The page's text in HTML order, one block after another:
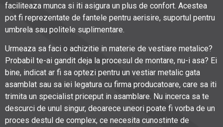
faciliteaza munca si iti asigura un plus de confort. Acestea
pot fi reprezentate de fantele pentru aerisire, suportul pentru
umbrela sau politele suplimentare.
Urmeaza sa faci o achizitie in materie de vestiare metalice?
Probabil te-ai gandit deja la procesul de montare, nu-i asa? Ei
bine, indicat ar fi sa optezi pentru un vestiar metalic gata
asamblat sau sa iei legatura cu firma producatoare, care sa iti
trimita un specialist priceput in asamblare. Nu incerca sa te
descurci de unul singur, deoarece uneori poate fi vorba de un
proces destul de complex, ce necesita cunostinte de